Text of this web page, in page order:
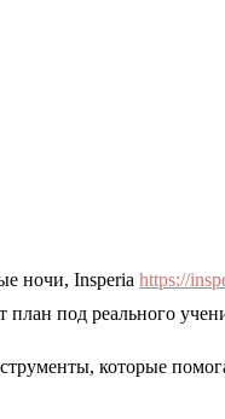
ночи, Insperia https://
под реального
которые